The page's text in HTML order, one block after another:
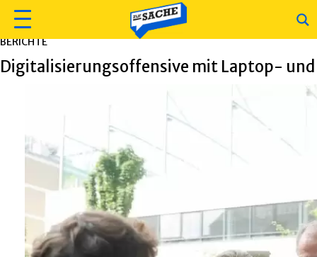
BERICHTE
Digitalisierungsoffensive mit Laptop-